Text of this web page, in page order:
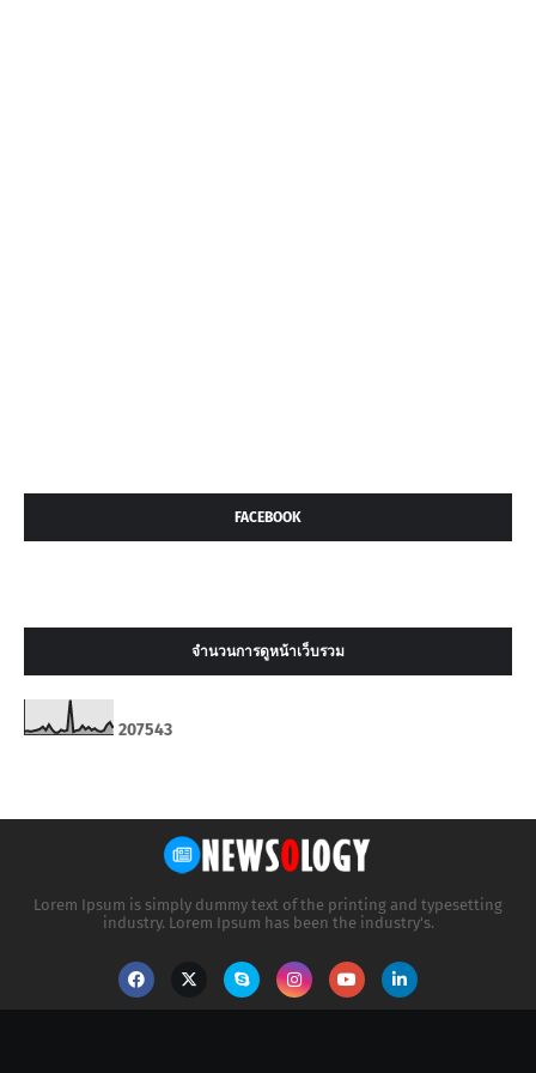
FACEBOOK
จำนวนการดูหน้าเว็บรวม
207543
Lorem Ipsum is simply dummy text of the printing and typesetting
industry. Lorem Ipsum has been the industry's.